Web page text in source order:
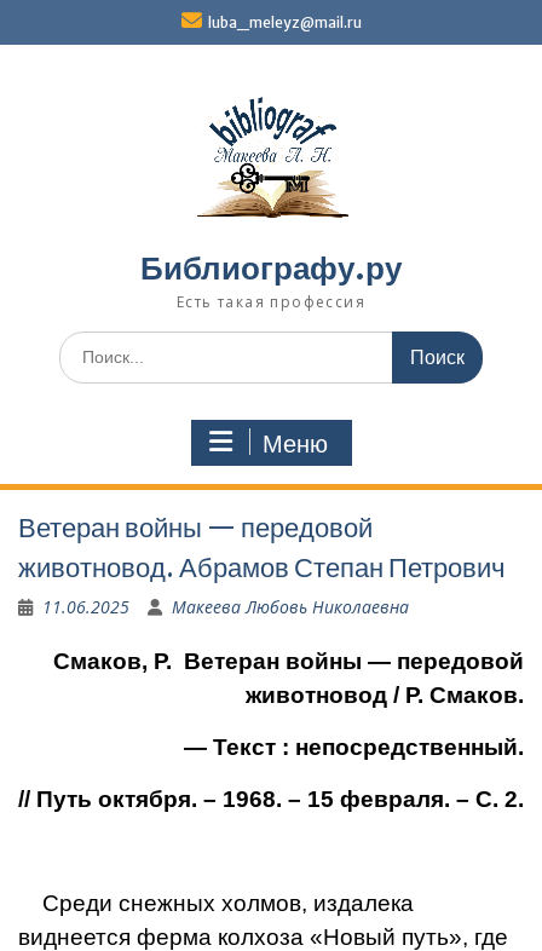
luba_meleyz@mail.ru
Библиографу.ру
Есть такая профессия
Поиск
по:
Меню
Ветеран войны — передовой
животновод. Абрамов Степан Петрович
11.06.2025 Макеева Любовь Николаевна
Смаков, Р. Ветеран войны — передовой
животновод / Р. Смаков.
— Текст : непосредственный.
// Путь октября. – 1968. – 15 февраля. – С. 2.
Среди снежных холмов, изда­лека
виднеется ферма колхоза «Новый путь», где